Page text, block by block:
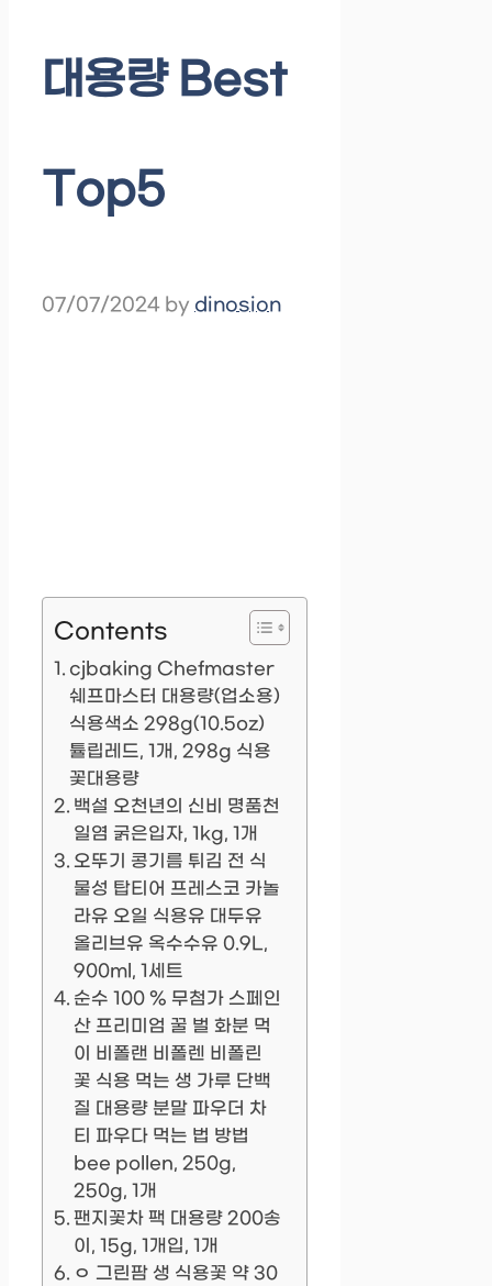
대용량 Best
Top5
07/07/2024 by dinosion
Contents
cjbaking Chefmaster
쉐프마스터 대용량(업소용)
식용색소 298g(10.5oz)
튤립레드, 1개, 298g 식용
꽃대용량
백설 오천년의 신비 명품천
일염 굵은입자, 1kg, 1개
오뚜기 콩기름 튀김 전 식
물성 탑티어 프레스코 카놀
라유 오일 식용유 대두유
올리브유 옥수수유 0.9L,
900ml, 1세트
순수 100 % 무첨가 스페인
산 프리미엄 꿀 벌 화분 먹
이 비폴랜 비폴렌 비폴린
꽃 식용 먹는 생 가루 단백
질 대용량 분말 파우더 차
티 파우다 먹는 법 방법
bee pollen, 250g,
250g, 1개
팬지꽃차 팩 대용량 200송
이, 15g, 1개입, 1개
ㅇ 그린팜 생 식용꽃 약 30